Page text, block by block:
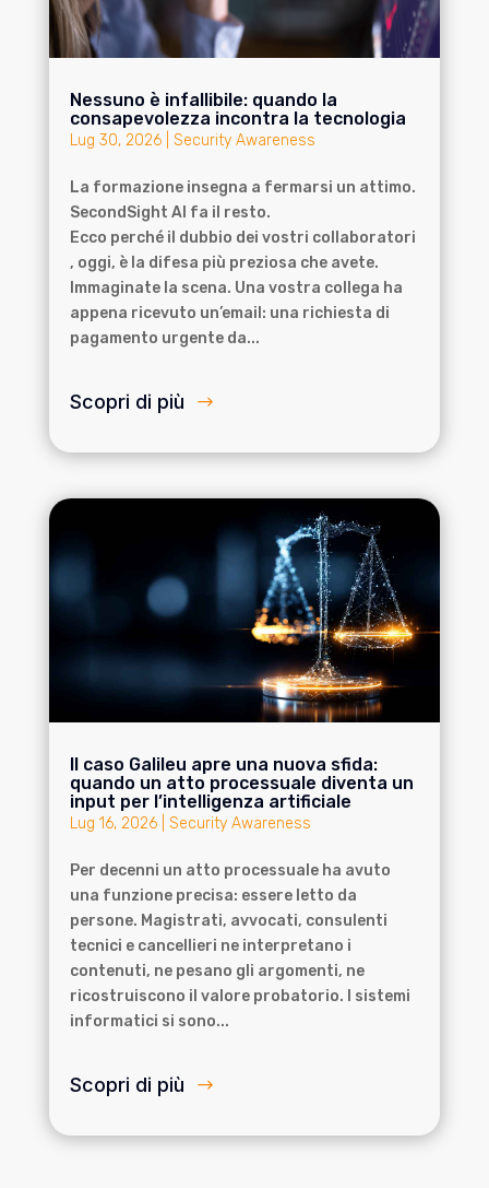
Nessuno è infallibile: quando la
consapevolezza incontra la tecnologia
Lug 30, 2026| Security Awareness
La formazione insegna a fermarsi un attimo.
SecondSight AI fa il resto.
Ecco perché il dubbio dei vostri collaboratori
, oggi, è la difesa più preziosa che avete.
Immaginate la scena. Una vostra collega ha
appena ricevuto un’email: una richiesta di
pagamento urgente da...
Scopri di più
Il caso Galileu apre una nuova sfida:
quando un atto processuale diventa un
input per l’intelligenza artificiale
Lug 16, 2026| Security Awareness
Per decenni un atto processuale ha avuto
una funzione precisa: essere letto da
persone. Magistrati, avvocati, consulenti
tecnici e cancellieri ne interpretano i
contenuti, ne pesano gli argomenti, ne
ricostruiscono il valore probatorio. I sistemi
informatici si sono...
Scopri di più